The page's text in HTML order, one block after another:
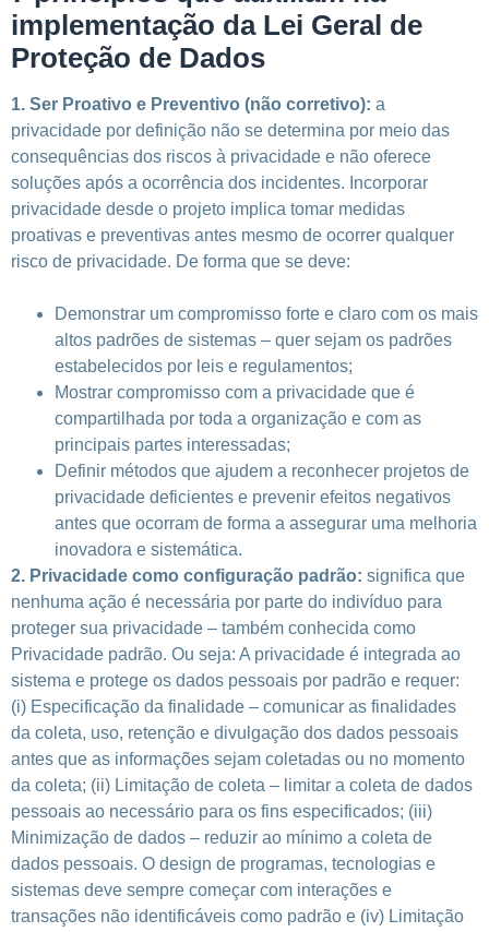
implementação da Lei Geral de
Proteção de Dados
1. Ser Proativo e Preventivo (não corretivo): a
privacidade por definição não se determina por meio das
consequências dos riscos à privacidade e não oferece
soluções após a ocorrência dos incidentes. Incorporar
privacidade desde o projeto implica tomar medidas
proativas e preventivas antes mesmo de ocorrer qualquer
risco de privacidade. De forma que se deve:
Demonstrar um compromisso forte e claro com os mais
altos padrões de sistemas – quer sejam os padrões
estabelecidos por leis e regulamentos;
Mostrar compromisso com a privacidade que é
compartilhada por toda a organização e com as
principais partes interessadas;
Definir métodos que ajudem a reconhecer projetos de
privacidade deficientes e prevenir efeitos negativos
antes que ocorram de forma a assegurar uma melhoria
inovadora e sistemática.
2. Privacidade como configuração padrão: significa que
nenhuma ação é necessária por parte do indivíduo para
proteger sua privacidade – também conhecida como
Privacidade padrão. Ou seja: A privacidade é integrada ao
sistema e protege os dados pessoais por padrão e requer:
(i) Especificação da finalidade – comunicar as finalidades
da coleta, uso, retenção e divulgação dos dados pessoais
antes que as informações sejam coletadas ou no momento
da coleta; (ii) Limitação de coleta – limitar a coleta de dados
pessoais ao necessário para os fins especificados; (iii)
Minimização de dados – reduzir ao mínimo a coleta de
dados pessoais. O design de programas, tecnologias e
sistemas deve sempre começar com interações e
transações não identificáveis ​​como padrão e (iv) Limitação